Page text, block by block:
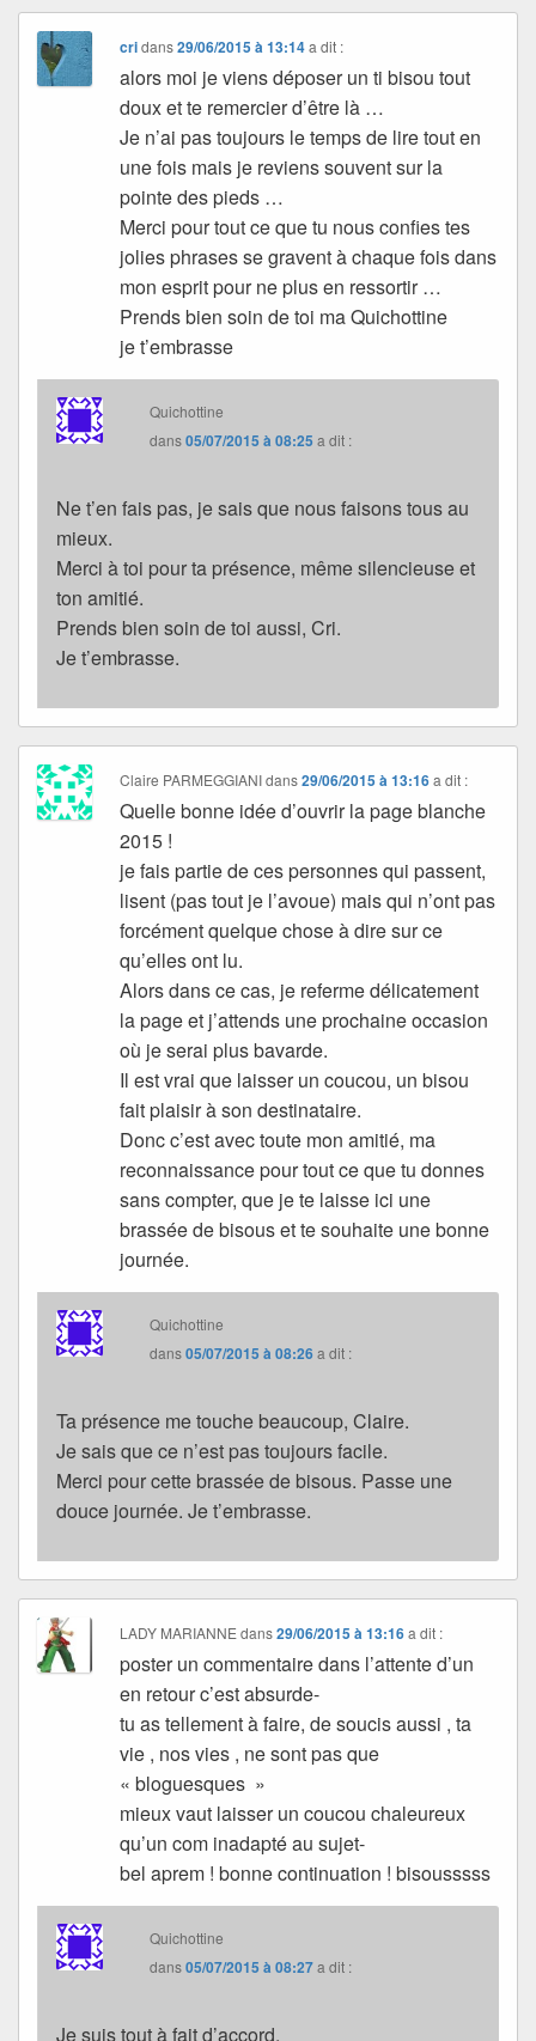
cridans29/06/2015 à 13:14 a dit :
alors moi je viens déposer un ti bisou tout
doux et te remercier d’être là …
Je n’ai pas toujours le temps de lire tout en
une fois mais je reviens souvent sur la
pointe des pieds …
Merci pour tout ce que tu nous confies tes
jolies phrases se gravent à chaque fois dans
mon esprit pour ne plus en ressortir …
Prends bien soin de toi ma Quichottine
je t’embrasse
Quichottine
dans05/07/2015 à 08:25 a dit :
Ne t’en fais pas, je sais que nous faisons tous au
mieux.
Merci à toi pour ta présence, même silencieuse et
ton amitié.
Prends bien soin de toi aussi, Cri.
Je t’embrasse.
Claire PARMEGGIANIdans29/06/2015 à 13:16 a dit :
Quelle bonne idée d’ouvrir la page blanche
2015 !
je fais partie de ces personnes qui passent,
lisent (pas tout je l’avoue) mais qui n’ont pas
forcément quelque chose à dire sur ce
qu’elles ont lu.
Alors dans ce cas, je referme délicatement
la page et j’attends une prochaine occasion
où je serai plus bavarde.
Il est vrai que laisser un coucou, un bisou
fait plaisir à son destinataire.
Donc c’est avec toute mon amitié, ma
reconnaissance pour tout ce que tu donnes
sans compter, que je te laisse ici une
brassée de bisous et te souhaite une bonne
journée.
Quichottine
dans05/07/2015 à 08:26a dit :
Ta présence me touche beaucoup, Claire.
Je sais que ce n’est pas toujours facile.
Merci pour cette brassée de bisous. Passe une
douce journée. Je t’embrasse.
LADY MARIANNE dans29/06/2015 à 13:16 a dit :
poster un commentaire dans l’attente d’un
en retour c’est absurde-
tu as tellement à faire, de soucis aussi , ta
vie , nos vies , ne sont pas que
« bloguesques »
mieux vaut laisser un coucou chaleureux
qu’un com inadapté au sujet-
bel aprem ! bonne continuation ! bisousssss
Quichottine
dans05/07/2015 à 08:27a dit :
Je suis tout à fait d’accord.